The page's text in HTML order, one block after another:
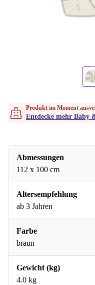
Produkt im Moment
Entdecke mehr Baby
Abmessungen
112 x 100 cm
Altersempfehlung
ab 3 Jahren
Farbe
braun
Gewicht (kg)
4.0 kg